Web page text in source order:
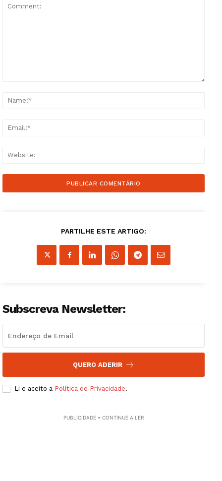
PARTILHE ESTE ARTIGO:
Subscreva Newsletter:
QUERO ADERIR
Li e aceito a Política de Privacidade.
PUBLICIDADE • CONTINUE A LER